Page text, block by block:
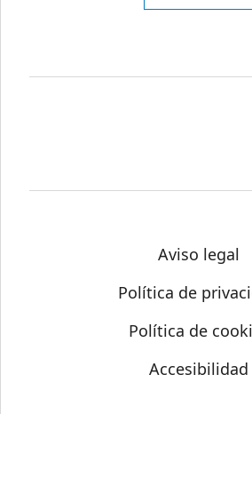
Aviso legal
Política de
Política de
Accesibilidad